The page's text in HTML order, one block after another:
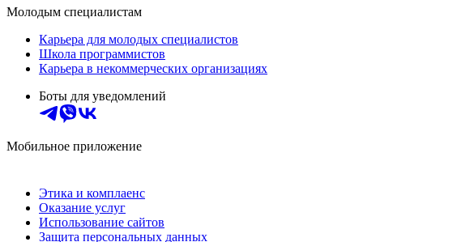
Молодым специалистам
Карьера для молодых специалистов
Школа программистов
Карьера в некоммерческих организациях
Боты для уведомлений
Мобильное приложение
Этика и комплаенс
Оказание услуг
Использование сайтов
Защита персональных данных